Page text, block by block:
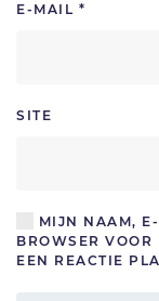
E-MAIL *
SITE
MIJN NAAM,
BROWSER
EEN REACTIE